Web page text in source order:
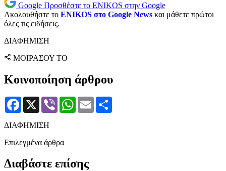
Google Προσθέστε το ENIKOS στην Google
Ακολουθήστε το ENIKOS στο Google News και μάθετε πρώτοι
όλες τις ειδήσεις.
ΔΙΑΦΗΜΙΣΗ
ΜΟΙΡΑΣΟΥ ΤΟ
Κοινοποίηση άρθρου
Facebook
X Viber WhatsApp
Email
ΔΙΑΦΗΜΙΣΗ
Επιλεγμένα άρθρα
Διαβάστε επίσης